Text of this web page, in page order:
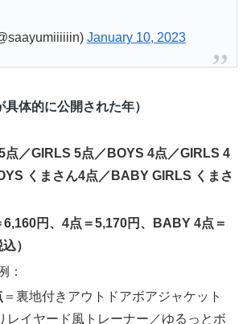
January 10, 2023
体的に公開された年）
点／GIRLS 5点／BOYS 4点／GIRLS 4
くまさん4点／BABY GIRLS くまさ
6,160円、4点＝5,170円、BABY 4点＝
）
：
＝裏地付きアウトドアボアジャケット
レイヤード風トレーナー／ゆるっとボ